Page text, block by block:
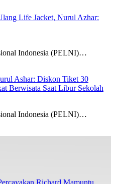
Life Jacket, Nurul Azhar:
Indonesia (PELNI)…
Ashar: Diskon Tiket 30
Berwisata Saat Libur Sekolah
Indonesia (PELNI)…